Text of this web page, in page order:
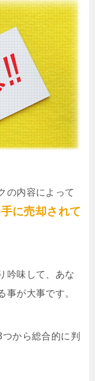
の内容によって
に売却されて
吟味して、あな
事が大事です。
から総合的に判